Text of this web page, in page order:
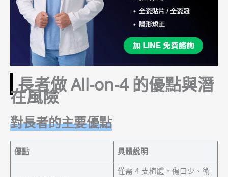
長者做 All-on-4 的優點與潛
在風險
對長者的主要優點
優點 具體說明
僅需 4 支植體，傷口少、術